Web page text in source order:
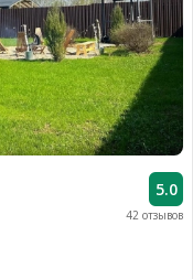
42 отзывов
5.0